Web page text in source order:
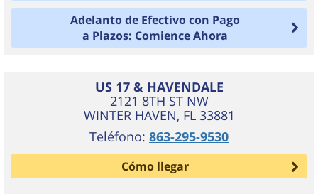
Adelanto de Efectivo con Pago
a Plazos: Comience Ahora
US 17 & HAVENDALE
2121 8TH ST NW
WINTER HAVEN, FL 33881
Teléfono: 863-295-9530
Cómo llegar